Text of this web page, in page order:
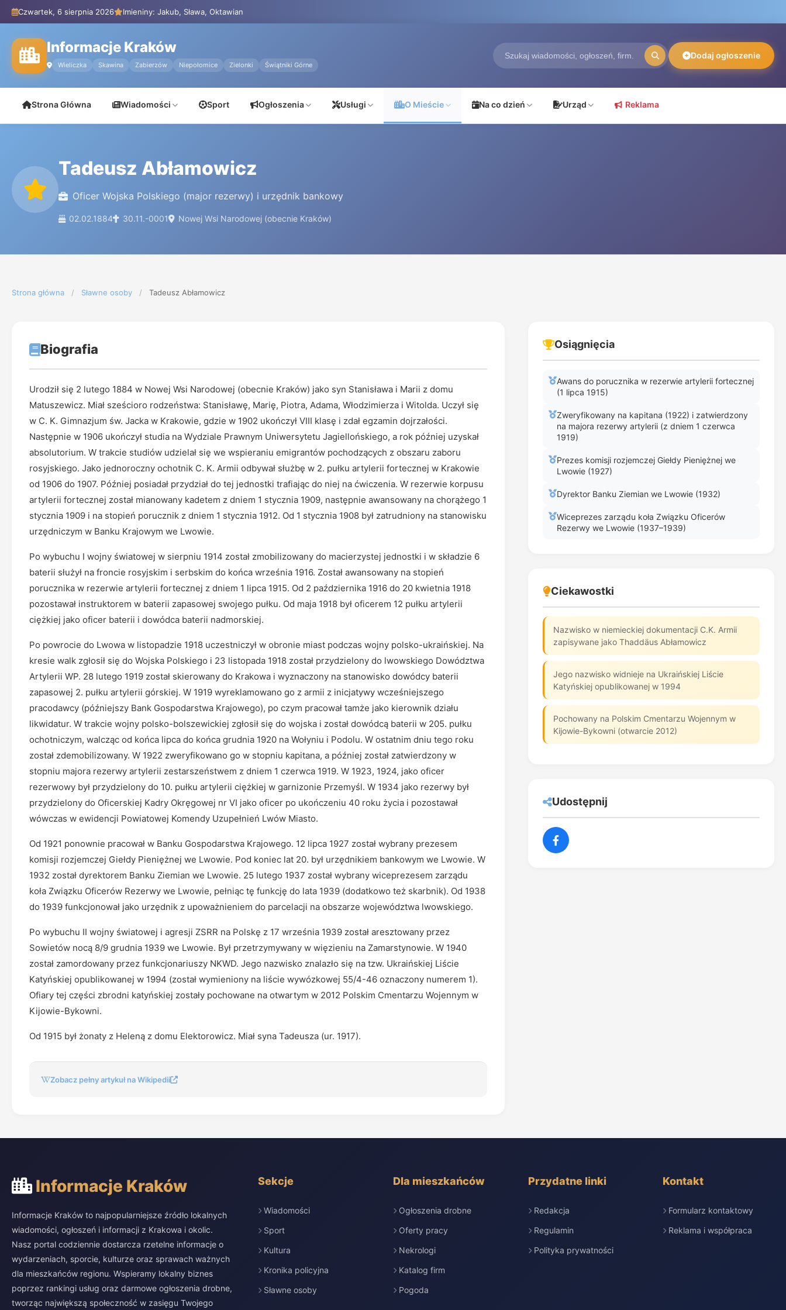
Czwartek, 6 sierpnia 2026 Imieniny: Jakub, Sława, Oktawian
Informacje Kraków
Wieliczka Skawina Zabierzów Niepołomice Zielonki Świątniki Górne
Dodaj ogłoszenie
Strona Główna Wiadomości Sport Ogłoszenia Usługi O Mieście Na co dzień Urząd Reklama
Tadeusz Abłamowicz
Oficer Wojska Polskiego (major rezerwy) i urzędnik bankowy
02.02.1884 30.11.-0001 Nowej Wsi Narodowej (obecnie Kraków)
Strona główna / Sławne osoby / Tadeusz Abłamowicz
Biografia
Urodził się 2 lutego 1884 w Nowej Wsi Narodowej (obecnie Kraków) jako syn Stanisława i Marii z domu
Matuszewicz. Miał sześcioro rodzeństwa: Stanisławę, Marię, Piotra, Adama, Włodzimierza i Witolda. Uczył się
w C. K. Gimnazjum św. Jacka w Krakowie, gdzie w 1902 ukończył VIII klasę i zdał egzamin dojrzałości.
Następnie w 1906 ukończył studia na Wydziale Prawnym Uniwersytetu Jagiellońskiego, a rok później uzyskał
absolutorium. W trakcie studiów udzielał się we wspieraniu emigrantów pochodzących z obszaru zaboru
rosyjskiego. Jako jednoroczny ochotnik C. K. Armii odbywał służbę w 2. pułku artylerii fortecznej w Krakowie
od 1906 do 1907. Później posiadał przydział do tej jednostki trafiając do niej na ćwiczenia. W rezerwie korpusu
artylerii fortecznej został mianowany kadetem z dniem 1 stycznia 1909, następnie awansowany na chorążego 1
stycznia 1909 i na stopień porucznik z dniem 1 stycznia 1912. Od 1 stycznia 1908 był zatrudniony na stanowisku
urzędniczym w Banku Krajowym we Lwowie.
Po wybuchu I wojny światowej w sierpniu 1914 został zmobilizowany do macierzystej jednostki i w składzie 6
baterii służył na froncie rosyjskim i serbskim do końca września 1916. Został awansowany na stopień
porucznika w rezerwie artylerii fortecznej z dniem 1 lipca 1915. Od 2 października 1916 do 20 kwietnia 1918
pozostawał instruktorem w baterii zapasowej swojego pułku. Od maja 1918 był oficerem 12 pułku artylerii
ciężkiej jako oficer baterii i dowódca baterii nadmorskiej.
Po powrocie do Lwowa w listopadzie 1918 uczestniczył w obronie miast podczas wojny polsko-ukraińskiej. Na
kresie walk zgłosił się do Wojska Polskiego i 23 listopada 1918 został przydzielony do lwowskiego Dowództwa
Artylerii WP. 28 lutego 1919 został skierowany do Krakowa i wyznaczony na stanowisko dowódcy baterii
zapasowej 2. pułku artylerii górskiej. W 1919 wyreklamowano go z armii z inicjatywy wcześniejszego
pracodawcy (późniejszy Bank Gospodarstwa Krajowego), po czym pracował tamże jako kierownik działu
likwidatur. W trakcie wojny polsko-bolszewickiej zgłosił się do wojska i został dowódcą baterii w 205. pułku
ochotniczym, walcząc od końca lipca do końca grudnia 1920 na Wołyniu i Podolu. W ostatnim dniu tego roku
został zdemobilizowany. W 1922 zweryfikowano go w stopniu kapitana, a później został zatwierdzony w
stopniu majora rezerwy artylerii zestarszeństwem z dniem 1 czerwca 1919. W 1923, 1924, jako oficer
rezerwowy był przydzielony do 10. pułku artylerii ciężkiej w garnizonie Przemyśl. W 1934 jako rezerwy był
przydzielony do Oficerskiej Kadry Okręgowej nr VI jako oficer po ukończeniu 40 roku życia i pozostawał
wówczas w ewidencji Powiatowej Komendy Uzupełnień Lwów Miasto.
Od 1921 ponownie pracował w Banku Gospodarstwa Krajowego. 12 lipca 1927 został wybrany prezesem
komisji rozjemczej Giełdy Pieniężnej we Lwowie. Pod koniec lat 20. był urzędnikiem bankowym we Lwowie. W
1932 został dyrektorem Banku Ziemian we Lwowie. 25 lutego 1937 został wybrany wiceprezesem zarządu
koła Związku Oficerów Rezerwy we Lwowie, pełniąc tę funkcję do lata 1939 (dodatkowo też skarbnik). Od 1938
do 1939 funkcjonował jako urzędnik z upoważnieniem do parcelacji na obszarze województwa lwowskiego.
Po wybuchu II wojny światowej i agresji ZSRR na Polskę z 17 września 1939 został aresztowany przez
Sowietów nocą 8/9 grudnia 1939 we Lwowie. Był przetrzymywany w więzieniu na Zamarstynowie. W 1940
został zamordowany przez funkcjonariuszy NKWD. Jego nazwisko znalazło się na tzw. Ukraińskiej Liście
Katyńskiej opublikowanej w 1994 (został wymieniony na liście wywózkowej 55/4-46 oznaczony numerem 1).
Ofiary tej części zbrodni katyńskiej zostały pochowane na otwartym w 2012 Polskim Cmentarzu Wojennym w
Kijowie-Bykowni.
Od 1915 był żonaty z Heleną z domu Elektorowicz. Miał syna Tadeusza (ur. 1917).
Zobacz pełny artykuł na Wikipedii
Osiągnięcia
Awans do porucznika w rezerwie artylerii fortecznej
(1 lipca 1915)
Zweryfikowany na kapitana (1922) i zatwierdzony
na majora rezerwy artylerii (z dniem 1 czerwca
1919)
Prezes komisji rozjemczej Giełdy Pieniężnej we
Lwowie (1927)
Dyrektor Banku Ziemian we Lwowie (1932)
Wiceprezes zarządu koła Związku Oficerów
Rezerwy we Lwowie (1937–1939)
Ciekawostki
Nazwisko w niemieckiej dokumentacji C.K. Armii
zapisywane jako Thaddäus Abłamowicz
Jego nazwisko widnieje na Ukraińskiej Liście
Katyńskiej opublikowanej w 1994
Pochowany na Polskim Cmentarzu Wojennym w
Kijowie-Bykowni (otwarcie 2012)
Udostępnij
Informacje Kraków
Informacje Kraków to najpopularniejsze źródło lokalnych
wiadomości, ogłoszeń i informacji z Krakowa i okolic.
Nasz portal codziennie dostarcza rzetelne informacje o
wydarzeniach, sporcie, kulturze oraz sprawach ważnych
dla mieszkańców regionu. Wspieramy lokalny biznes
poprzez rankingi usług oraz darmowe ogłoszenia drobne,
tworząc największą społeczność w zasięgu Twojego
Sekcje
Wiadomości
Sport
Kultura
Kronika policyjna
Sławne osoby
Dla mieszkańców
Ogłoszenia drobne
Oferty pracy
Nekrologi
Katalog firm
Pogoda
Przydatne linki
Redakcja
Regulamin
Polityka prywatności
Kontakt
Formularz kontaktowy
Reklama i współpraca